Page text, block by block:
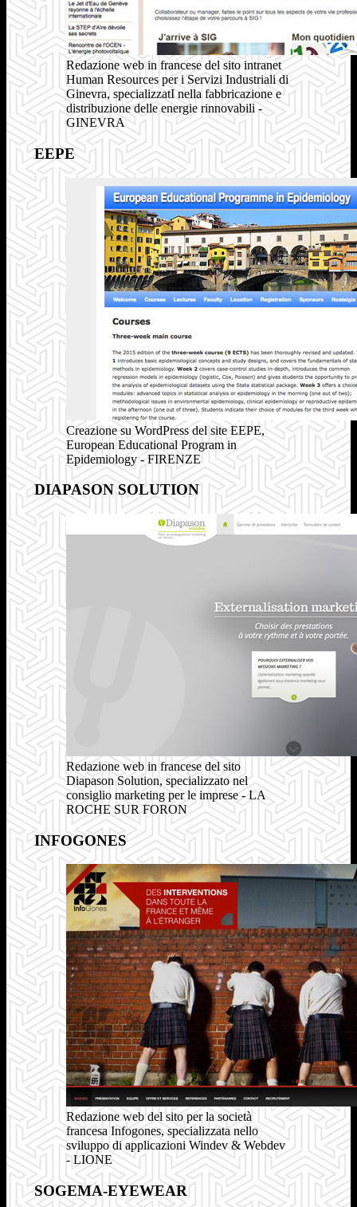
Redazione web in francese del sito intranet
Human Resources per i Servizi Industriali di
Ginevra, specializzatI nella fabbricazione e
distribuzione delle energie rinnovabili -
GINEVRA
EEPE
Creazione su WordPress del site EEPE,
European Educational Program in
Epidemiology - FIRENZE
DIAPASON SOLUTION
Redazione web in francese del sito
Diapason Solution, specializzato nel
consiglio marketing per le imprese - LA
ROCHE SUR FORON
INFOGONES
Redazione web del sito per la società
francesa Infogones, specializzata nello
sviluppo di applicazioni Windev & Webdev
- LIONE
SOGEMA-EYEWEAR